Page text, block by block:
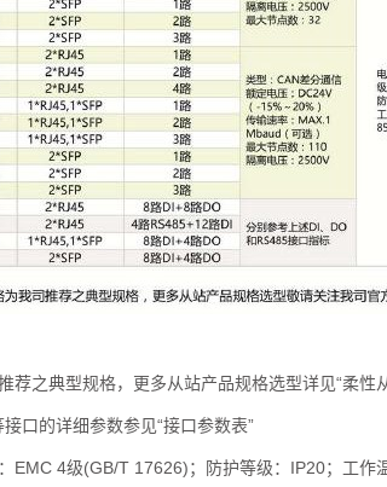
荐之典型规格，更多从站产品规格选型详见“柔性
口的详细参数参见“接口参数表”
EMC 4级(GB/T 17626)；防护等级：IP20；工作